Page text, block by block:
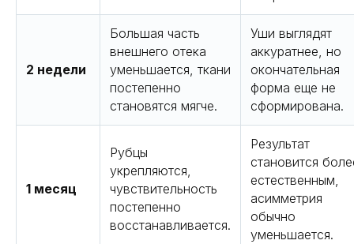
2 недели
Большая часть
внешнего отека
уменьшается, ткани
постепенно
становятся мягче.
Уши выглядят
аккуратнее, но
окончательная
форма еще не
сформирована.
1 месяц
Рубцы
укрепляются,
чувствительность
постепенно
восстанавливается.
Результат
становится
естественным,
асимметрия
обычно
уменьшается.